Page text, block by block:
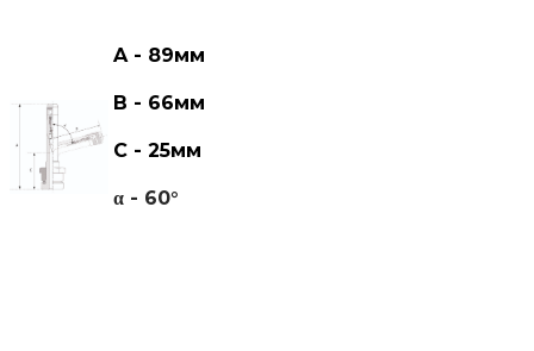
A - 89мм
В - 66мм
С - 25мм
α - 60°